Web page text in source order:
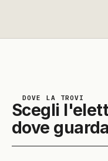
DOVE LA TROVI
Scegli
dove